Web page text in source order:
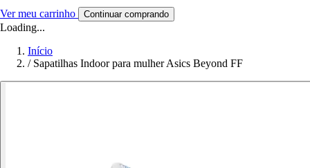
Ver meu carrinho Continuar comprando
Loading...
Início
/ Sapatilhas Indoor para mulher Asics Beyond FF